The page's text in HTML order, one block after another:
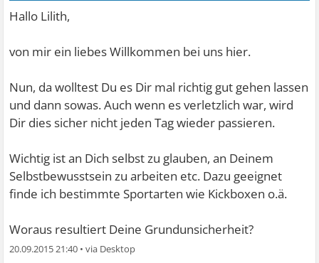
Hallo Lilith,
von mir ein liebes Willkommen bei uns hier.
Nun, da wolltest Du es Dir mal richtig gut gehen lassen
und dann sowas. Auch wenn es verletzlich war, wird
Dir dies sicher nicht jeden Tag wieder passieren.
Wichtig ist an Dich selbst zu glauben, an Deinem
Selbstbewusstsein zu arbeiten etc. Dazu geeignet
finde ich bestimmte Sportarten wie Kickboxen o.ä.
Woraus resultiert Deine Grundunsicherheit?
20.09.2015 21:40 •